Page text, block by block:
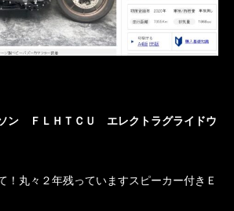
ン ＦＬＨＴＣＵ エレクトラグライドウ
！丸々２年残っていますスピーカー付きＥ